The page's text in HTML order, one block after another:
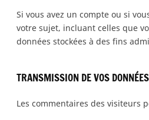
Si vous avez un compte ou si
votre sujet, incluant celles que
données stockées à des fins
TRANSMISSION DE VOS
Les commentaires des visiteurs